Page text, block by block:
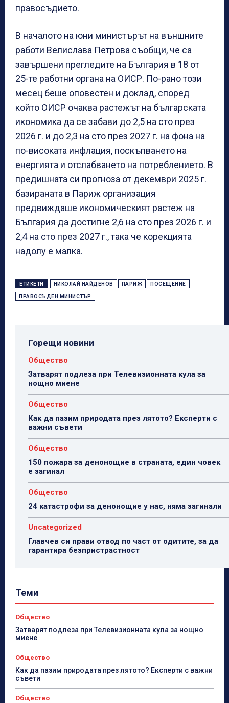
правосъдието.
В началото на юни министърът на външните
работи Велислава Петрова съобщи, че са
завършени прегледите на България в 18 от
25-те работни органа на ОИСР. По-рано този
месец беше оповестен и доклад, според
който ОИСР очаква растежът на българската
икономика да се забави до 2,5 на сто през
2026 г. и до 2,3 на сто през 2027 г. на фона на
по-високата инфлация, поскъпването на
енергията и отслабването на потреблението. В
предишната си прогноза от декември 2025 г.
базираната в Париж организация
предвиждаше икономическият растеж на
България да достигне 2,6 на сто през 2026 г. и
2,4 на сто през 2027 г., така че корекцията
надолу е малка.
ЕТИКЕТИ НИКОЛАЙ НАЙДЕНОВ ПАРИЖ ПОСЕЩЕНИЕ
ПРАВОСЪДЕН МИНИСТЪР
Горещи новини
Общество
Затварят подлеза при Телевизионната кула за
нощно миене
Общество
Как да пазим природата през лятото? Експерти с
важни съвети
Общество
150 пожара за денонощие в страната, един човек
е загинал
Общество
24 катастрофи за денонощие у нас, няма загинали
Uncategorized
Главчев си прави отвод по част от одитите, за да
гарантира безпристрастност
Теми
Общество
Затварят подлеза при Телевизионната кула за нощно
миене
Общество
Как да пазим природата през лятото? Експерти с важни
съвети
Общество